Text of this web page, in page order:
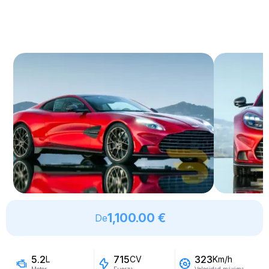
De1,100.00 €
5.2L 715CV 323Km/h